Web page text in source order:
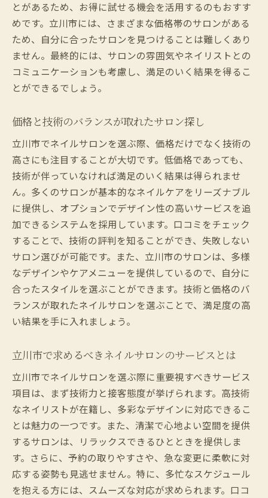
とがあるため、お得に試せる機会を活用するのもおすす
めです。立川市には、さまざまな価格帯のサロンがある
ため、自分に合ったサロンを見つけることは難しくあり
ません。最終的には、サロンの雰囲気やネイリストとの
コミュニケーションも考慮し、満足のいく結果を得るこ
とができるでしょう。
価格と技術のバランスが取れたサロン探し
立川市でネイルサロンを選ぶ際、価格だけでなく技術の
高さにも注目することが大切です。低価格であっても、
技術が伴っていなければ満足のいく結果は得られませ
ん。多くのサロンが基本的なネイルケアをリーズナブル
に提供し、オプションでデザイン性の高いサービスを追
加できるシステムを採用しています。口コミをチェック
することで、技術の評判を知ることができ、失敗しない
サロン選びが可能です。また、立川市のサロンは、多様
なデザインやケアメニューを提供しているので、自分に
合ったスタイルを選ぶことができます。技術と価格のバ
ランスが取れたネイルサロンを選ぶことで、満足度の高
い結果を手に入れましょう。
立川市で求めるべきネイルサロンのサービスとは
立川市でネイルサロンを選ぶ際に重要視すべきサービス
項目は、まず技術力と接客態度が挙げられます。高技術
なネイリストが在籍し、多彩なデザインに対応できるこ
とは魅力の一つです。また、清潔で心地よい空間を提供
するサロンは、リラックスできるひとときを提供しま
す。さらに、予約の取りやすさや、急な変更に柔軟に対
応する姿勢も見逃せません。特に、多忙なスケジュール
を抱える方には、スムーズな対応が求められます。口コ